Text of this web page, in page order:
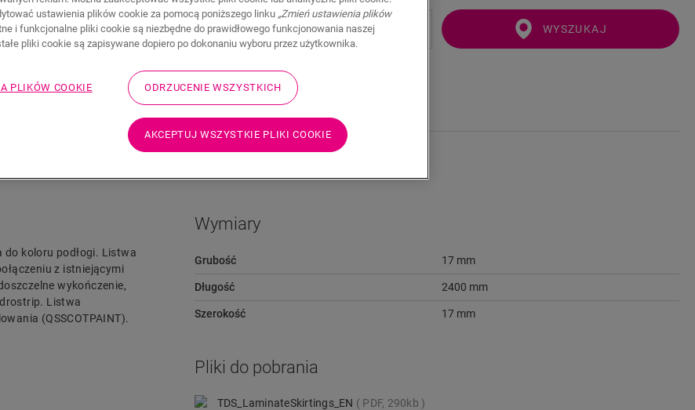
WYSZUKAJ
Przejdź szybko do Pliki do pobrania
koloru podłogi. Listwa
z istniejącymi
wykończenie,
Listwa
(QSSCOTPAINT).
Wymiary
Grubość 17 mm
Długość 2400 mm
Szerokość 17 mm
Pliki do pobrania
TDS_LaminateSkirtings_EN PDF, 290kb
ustawienia plików cookie za pomocą poniższego linku „Zmień ustawienia plików
i funkcjonalne pliki cookie są niezbędne do prawidłowego funkcjonowania naszej
pliki cookie są zapisywane dopiero po dokonaniu wyboru przez użytkownika.
PLIKÓW COOKIE ODRZUCENIE WSZYSTKICH
AKCEPTUJ WSZYSTKIE PLIKI COOKIE